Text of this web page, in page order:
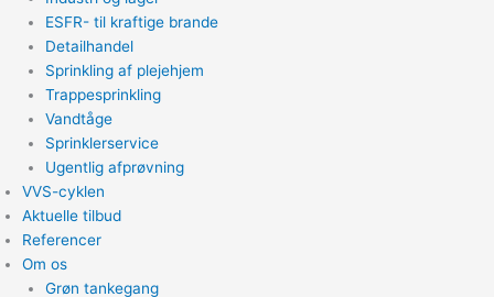
ESFR- til kraftige brande
Detailhandel
Sprinkling af plejehjem
Trappesprinkling
Vandtåge
Sprinklerservice
Ugentlig afprøvning
VVS-cyklen
Aktuelle tilbud
Referencer
Om os
Grøn tankegang